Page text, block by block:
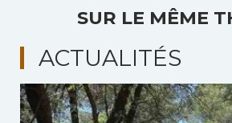
SUR LE MÊME
ACTUALITÉS